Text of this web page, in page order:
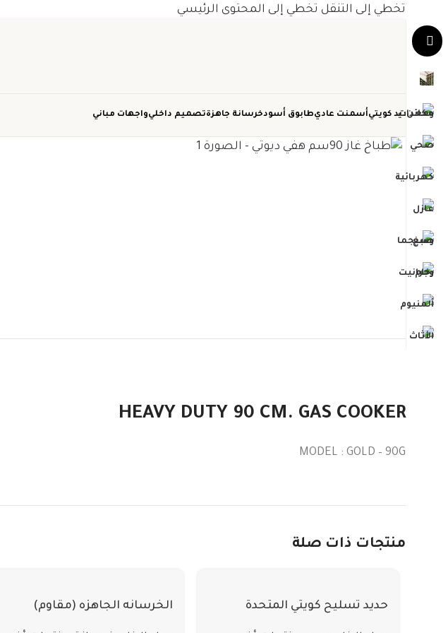
تخطي إلى التنقل تخطي إلى المحتوى الرئيسي
حديد كويتيأسمنت عاديطابوق أسودخرسانة جاهزةتصميم داخليواجهات مباني
HEAVY DUTY 90 CM. GAS COOKER
MODEL : GOLD – 90G
منتجات ذات صلة
حديد تسليح كويتي المتحدة الخرسانه الجاهزه (مقاوم)